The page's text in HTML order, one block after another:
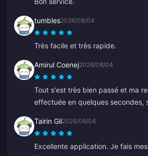
tumbles2026/08/04
Très facile et très rapide.
Amirul Coenej2026/08/04
Tout s'est très bien passé et ma
effectuée en quelques secondes,
Tairin Gil2026/08/04
Excellente application. Je fais